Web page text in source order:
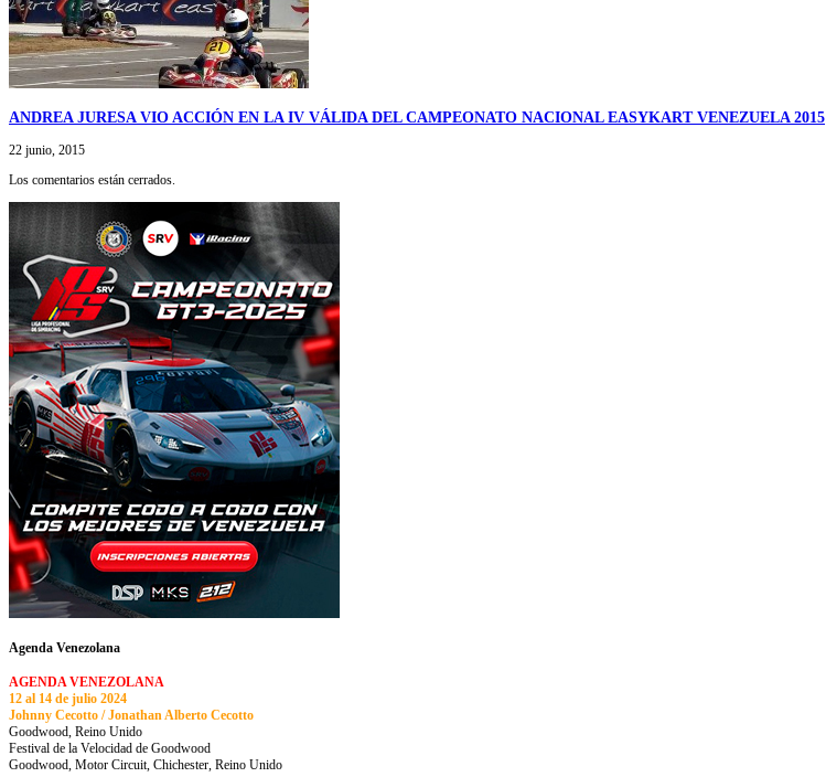
ANDREA JURESA VIO ACCIÓN EN LA IV VÁLIDA DEL CAMPEONATO NACIONAL EASYKART VENEZUELA 2015
22 junio, 2015
Los comentarios están cerrados.
Agenda Venezolana
AGENDA VENEZOLANA
12 al 14 de julio 2024
Johnny Cecotto / Jonathan Alberto Cecotto
Goodwood, Reino Unido
Festival de la Velocidad de Goodwood
Goodwood, Motor Circuit, Chichester, Reino Unido